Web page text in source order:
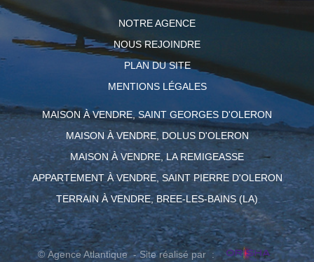
NOTRE AGENCE
NOUS REJOINDRE
PLAN DU SITE
MENTIONS LÉGALES
MAISON À VENDRE, SAINT GEORGES D'OLERON
MAISON À VENDRE, DOLUS D'OLERON
MAISON À VENDRE, LA REMIGEASSE
APPARTEMENT À VENDRE, SAINT PIERRE D'OLERON
TERRAIN À VENDRE, BREE-LES-BAINS (LA)
© Agence Atlantique - Site réalisé par :